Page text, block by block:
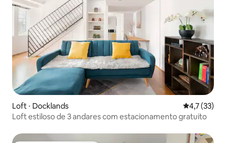
Loft ⋅ Docklands 4,7 de uma
4,7 (33)
Loft estiloso de 3 andares com estacionamento gratuito